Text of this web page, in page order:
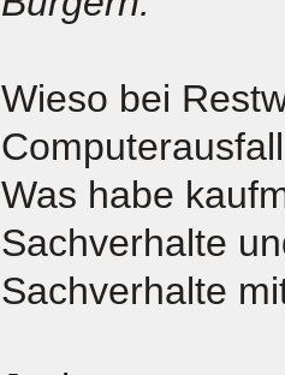
Wieso bei
Was habe
Sachverhalte
Sachverhalte